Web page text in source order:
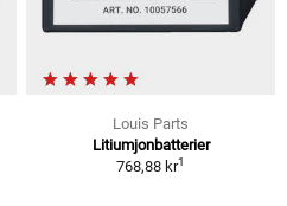
Louis Parts
Litiumjonbatterier
768,88 kr1